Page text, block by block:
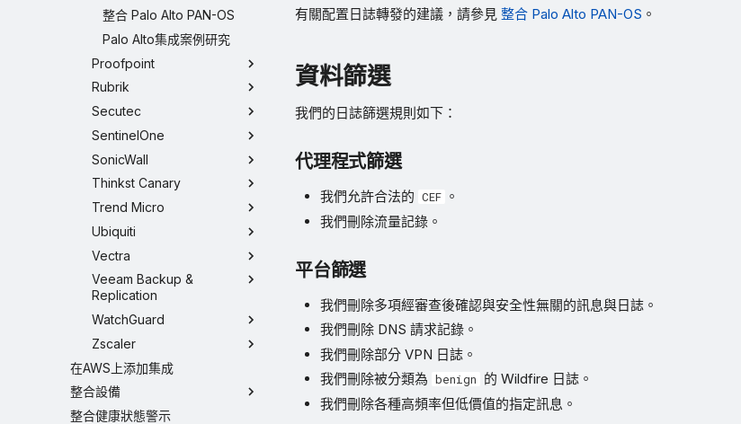
整合 Palo Alto PAN-OS
Palo Alto集成案例研究
Proofpoint
Rubrik
Secutec
SentinelOne
SonicWall
Thinkst Canary
Trend Micro
Ubiquiti
Vectra
Veeam Backup &
Replication
WatchGuard
Zscaler
在AWS上添加集成
整合設備
整合健康狀態警示
有關配置日誌轉發的建議，請參見 整合 Palo Alto PAN-OS 。
資料篩選
我們的日誌篩選規則如下：
代理程式篩選
我們允許合法的 CEF 。
我們刪除流量記錄。
平台篩選
我們刪除多項經審查後確認與安全性無關的訊息與日誌。
我們刪除 DNS 請求記錄。
我們刪除部分 VPN 日誌。
我們刪除被分類為 benign
的 Wildfire 日誌。
我們刪除各種高頻率但低價值的指定訊息。